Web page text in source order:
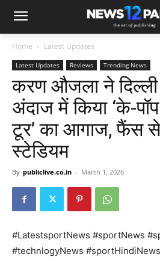
Home Latest Updates
Latest Updates Reviews Trending News
करण औजला ने
अंदाज में किया ‘के-
टूर’ का आगाज, फैंस
स्टेडियम
By publiclive.co.in - March 1, 2026
#LatestsportNews #sportNews
#technlogyNews #sportHindiNews